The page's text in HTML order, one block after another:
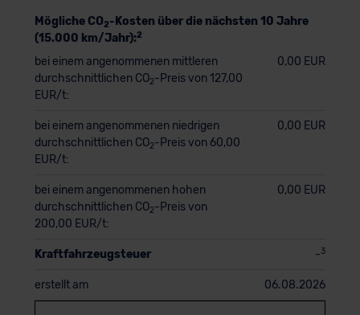
Mögliche CO2-Kosten über die nächsten 10 Jahre
(15.000 km/Jahr):2
bei einem angenommenen mittleren
durchschnittlichen CO2-Preis von 127,00
EUR/t:
0,00 EUR
bei einem angenommenen niedrigen
durchschnittlichen CO2-Preis von 60,00
EUR/t:
0,00 EUR
bei einem angenommenen hohen
durchschnittlichen CO2-Preis von
200,00 EUR/t:
0,00 EUR
Kraftfahrzeugsteuer -3
erstellt am 06.08.2026